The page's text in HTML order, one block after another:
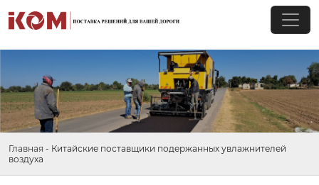
Главная - Китайские поставщики подержанных увлажнителей
воздуха